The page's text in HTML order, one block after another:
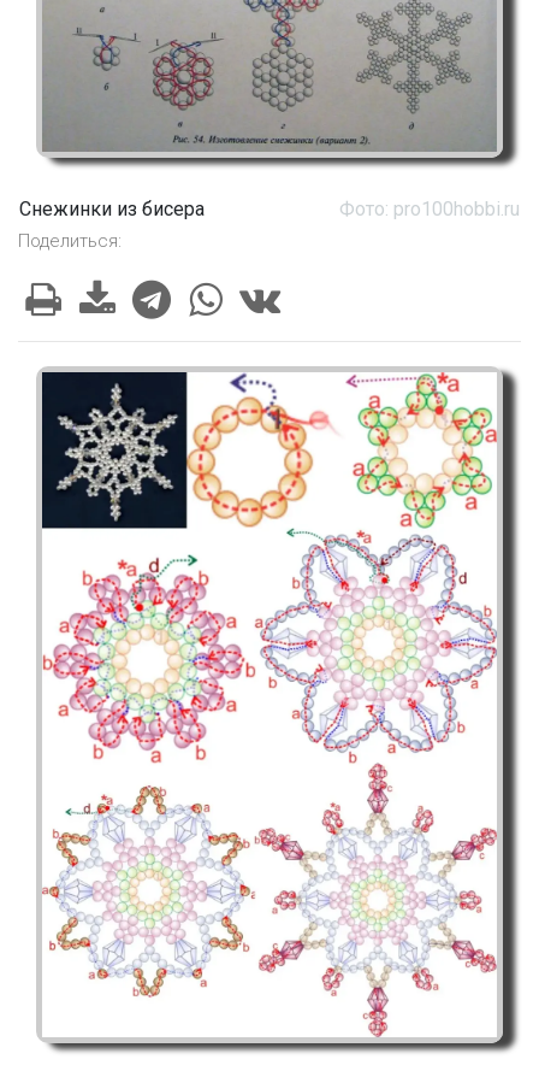
Снежинки из бисера Фото: pro100hobbi.ru
Поделиться: